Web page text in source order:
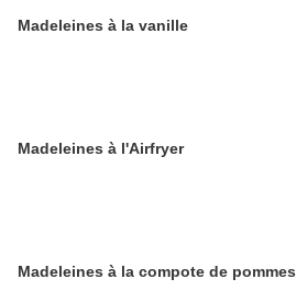
Madeleines à la vanille
Madeleines à l'Airfryer
Madeleines à la compote de pommes